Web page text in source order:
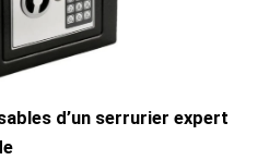
d’un serrurier expert